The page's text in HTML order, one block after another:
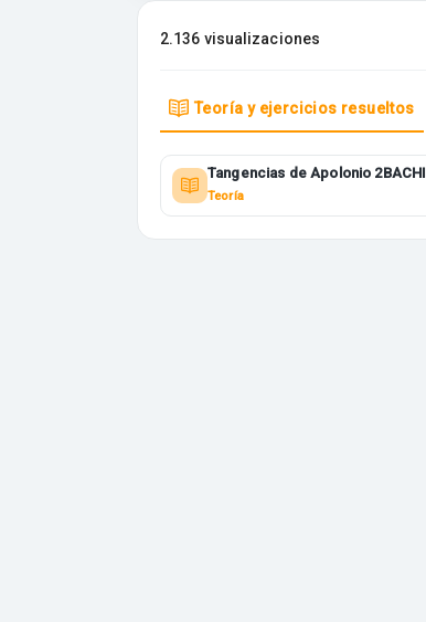
2.136 visualizaciones
Teoría y ejercicios resueltos
Tangencias de Apolonio 2BACHI
Teoría